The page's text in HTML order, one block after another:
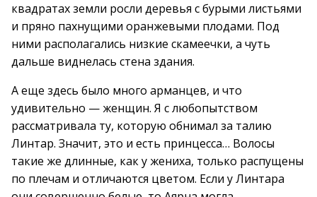
квадратах земли росли деревья с бурыми листьями
и пряно пахнущими оранжевыми плодами. Под
ними располагались низкие скамеечки, а чуть
дальше виднелась стена здания.
А еще здесь было много арманцев, и что
удивительно — женщин. Я с любопытством
рассматривала ту, которую обнимал за талию
Линтар. Значит, это и есть принцесса… Волосы
такие же длинные, как у жениха, только распущены
по плечам и отличаются цветом. Если у Линтара